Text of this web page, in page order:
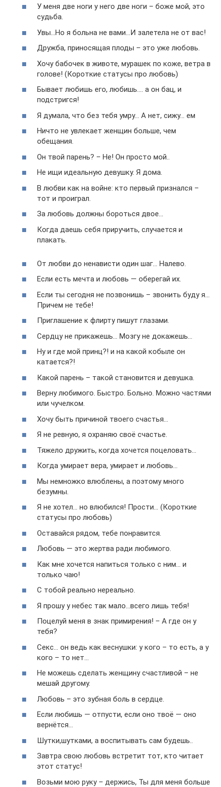
У меня две ноги у него две ноги – боже мой, это
судьба.
Увы…Но я больна не вами…И залетела не от вас!
Дружба, приносящая плоды – это уже любовь.
Хочу бабочек в животе, мурашек по коже, ветра в
голове! (Короткие статусы про любовь)
Бывает любишь его, любишь…. а он бац, и
подстригся!
Я думала, что без тебя умру… А нет, сижу… ем
Ничто не увлекает женщин больше, чем
обещания.
Он твой парень? – Не! Он просто мой..
Не ищи идеальную девушку. Я дома.
В любви как на войне: кто первый признался –
тот и проиграл.
За любовь должны бороться двое…
Когда даешь себя приручить, случается и
плакать.
От любви до ненависти один шаг… Налево.
Если есть мечта и любовь — оберегай их.
Если ты сегодня не позвонишь – звонить буду я…
Причем не тебе!
Приглашение к флирту пишут глазами.
Сердцу не прикажешь… Мозгу не докажешь…
Ну и где мой принц?! и на какой кобыле он
катается?!
Какой парень – такой становится и девушка.
Верну любимого. Быстро. Больно. Можно частями
или чучелком.
Хочу быть причиной твоего счастья…
Я не ревную, я охраняю своё счастье.
Тяжело дружить, когда хочется поцеловать…
Когда умирает вера, умирает и любовь…
Мы немножко влюблены, а поэтому много
безумны.
Я не хотел… но влюбился! Прости… (Короткие
статусы про любовь)
Оставайся рядом, тебе понравится.
Любовь — это жертва ради любимого.
Как мне хочется напиться только с ним… и
только чаю!
С тобой реально нереально.
Я прошу у небес так мало…всего лишь тебя!
Поцелуй меня в знак примирения! – А где он у
тебя?
Секс… он ведь как веснушки: у кого – то есть, а у
кого – то нет…
Не можешь сделать женщину счастливой – не
мешай другому.
Любовь – это зубная боль в сердце.
Если любишь — отпусти, если оно твоё — оно
вернётся…
Шутки,шутками, а воспитывать сам будешь..
Завтра свою любовь встретит тот, кто читает
этот статус!
Возьми мою руку – держись, Ты для меня больше